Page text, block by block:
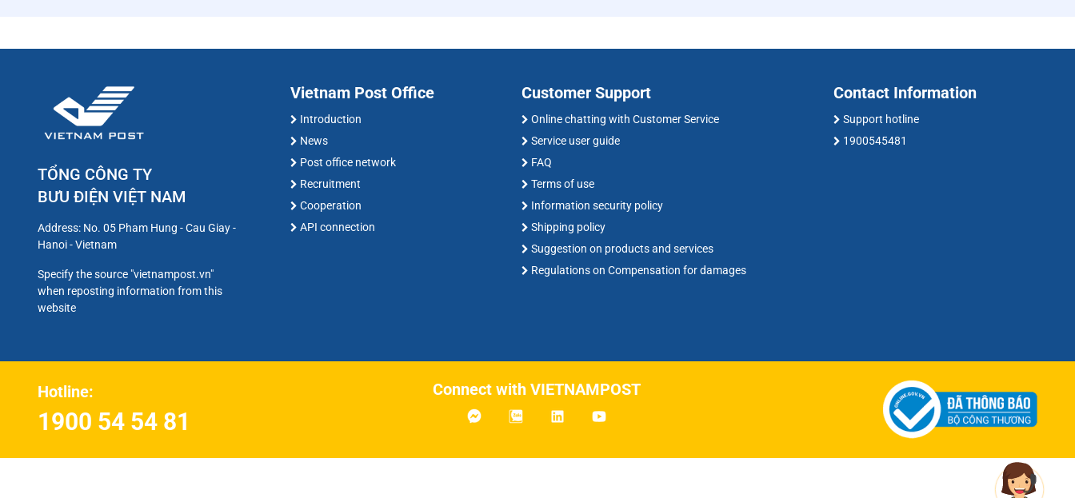
TỔNG CÔNG TY
BƯU ĐIỆN VIỆT NAM
Address: No. 05 Pham Hung - Cau Giay -
Hanoi - Vietnam
Specify the source "vietnampost.vn"
when reposting information from this
website
Vietnam Post Office
Introduction
News
Post office network
Recruitment
Cooperation
API connection
Customer Support
Online chatting with Customer Service
Service user guide
FAQ
Terms of use
Information security policy
Shipping policy
Suggestion on products and services
Regulations on Compensation for damages
Contact Information
Support hotline
1900545481
Hotline:
1900 54 54 81
Connect with VIETNAMPOST